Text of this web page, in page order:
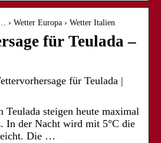
› Wetter Europa › Wetter Italien
für Teulada –
für Teulada |
Teulada steigen heute maximal
In der Nacht wird mit 5°C die
Die …